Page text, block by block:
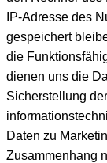
IP-Adresse des
gespeichert
die
dienen uns die
Sicherstellung
Daten zu
Zusammenhang